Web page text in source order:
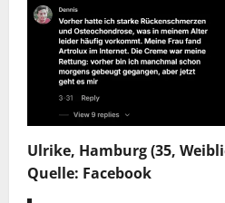
Ulrike, Hamburg (35,
Quelle: Facebook